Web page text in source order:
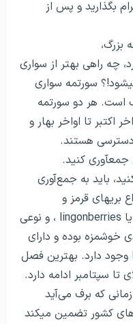
بگذارید و پس از
بزرگ،
چه راهی بهتر از سواری
سورتمه سواری
است. هر دو سورتمه
اکتبر تا اواخر بهار و
دسترسی هستند.
جمع­آوری کنید.
باید به جمع‌آوری
بری­های قرمز و
lingonberries ، و نوعی
خوشمزه بوده و دارای
وجود دارد. بهترین فصل
تا سپتامبر ادامه دارد.
که برف می‌آید
کشور تضمین می­کند